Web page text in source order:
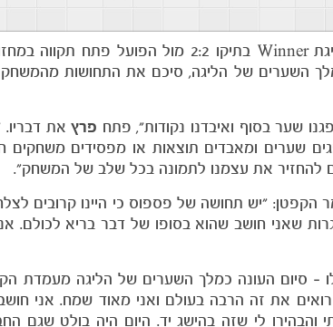
השערים של הליגה, סיכם את התחושות
שער בסוף ואיבדנו נקודות", פתח פרץאת דבריו.
שערים ומאבדים תוצאות או מפסידים
להחזיר את עצמנו לתמונה בכל שלב של המשחק".
"יש תחושה של פספוס כי היינו קרובים
שאני חושב שהוא בסופו של דבר בריא לכולם.
– סיום העונה כמלך השערים של הליגה מעמדת
את זה הרבה בעולם ואני מאוד שמח. אני
לי שזה בהישג יד. היום היה בולט שגם